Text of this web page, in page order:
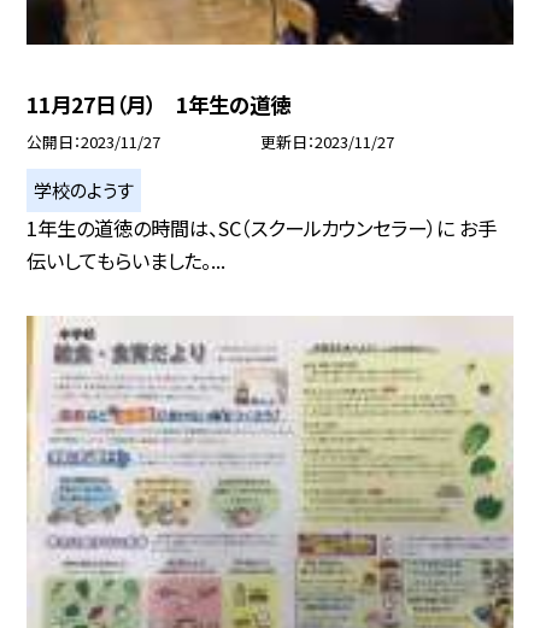
11月27日（月） 1年生の道徳
公開日 2023/11/27 更新日 2023/11/27
学校のようす
1年生の道徳の時間は、SC（スクールカウンセラー）に お手
伝いしてもらいました。...